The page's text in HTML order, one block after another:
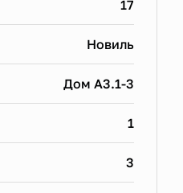
17
Новиль
Дом А3.1-3
1
3